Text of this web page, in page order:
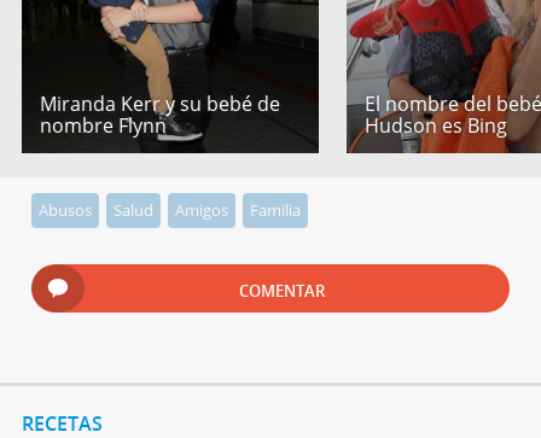
Miranda Kerr y su bebé de
nombre Flynn
El nombre del
Hudson es Bing
Abusos Salud Amigos Familia
COMENTAR
RECETAS